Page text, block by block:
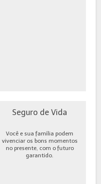
Seguro de Vida
Você e sua família podem
vivenciar os bons momentos
no presente, com o futuro
garantido.